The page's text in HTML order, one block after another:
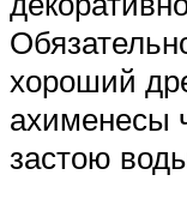
хороший
ахименесы
застою